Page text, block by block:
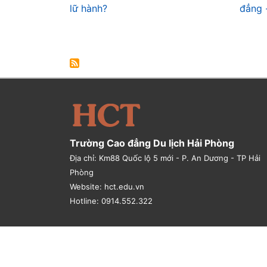
lữ hành?
đẳng
Trường Cao đẳng Du lịch Hải Phòng
Địa chỉ: Km88 Quốc lộ 5 mới - P. An Dương - TP Hải
Phòng
Website: hct.edu.vn
Hotline: 0914.552.322